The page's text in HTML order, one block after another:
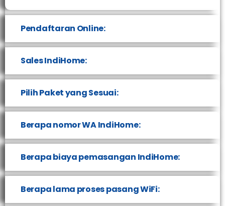
Pendaftaran Online:
Sales IndiHome:
Pilih Paket yang Sesuai:
Berapa nomor WA IndiHome:
Berapa biaya pemasangan IndiHome:
Berapa lama proses pasang WiFi: